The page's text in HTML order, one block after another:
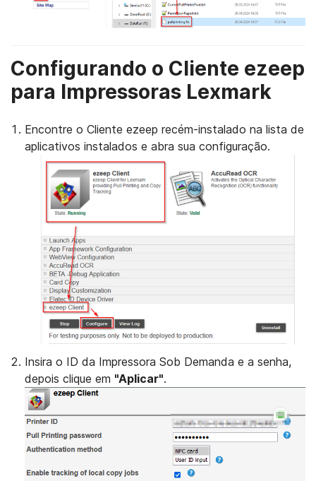
Configurando o Cliente ezeep
para Impressoras Lexmark
Encontre o Cliente ezeep recém-instalado na lista de
aplicativos instalados e abra sua configuração.
Insira o ID da Impressora Sob Demanda e a senha,
depois clique em "Aplicar".